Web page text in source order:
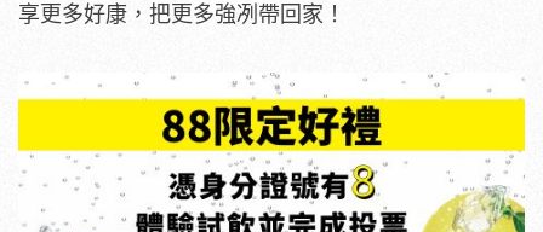
享更多好康，把更多強冽帶回家！